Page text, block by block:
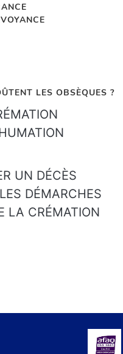
LES OBSÈQUES ?
UN DÉCÈS
DÉMARCHES
LA CRÉMATION